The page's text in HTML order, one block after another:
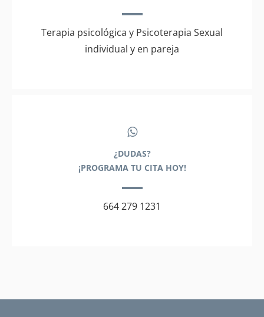
Terapia psicológica y Psicoterapia Sexual
individual y en pareja
¿DUDAS?
¡PROGRAMA TU CITA HOY!
664 279 1231